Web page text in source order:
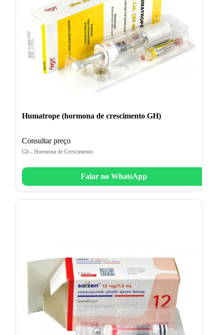
Humatrope (hormona de crescimento GH)
Consultar preço
Gh - Hormona de Crescimento
Falar no WhatsApp